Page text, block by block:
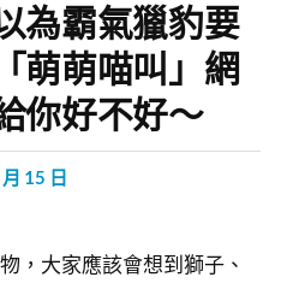
為霸氣獵豹要
萌喵叫」網
你好不好～
15 日
，大家應該會想到獅子、